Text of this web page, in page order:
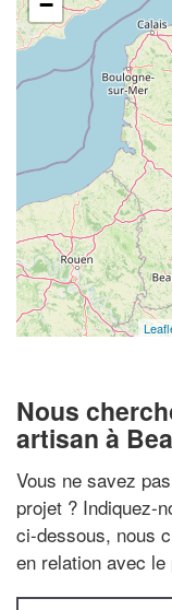
Nous
artisan à
Vous ne savez
projet ? Indiquez-
ci-dessous, nous
en relation avec le